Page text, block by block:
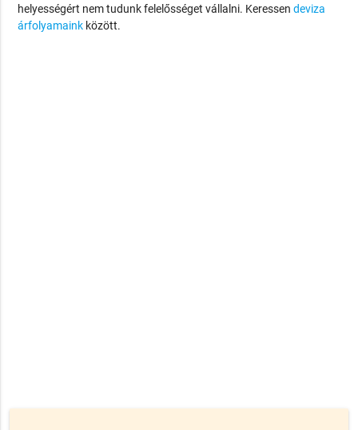
helyességért nem tudunk felelősséget vállalni. Keressendeviza
árfolyamaink között.